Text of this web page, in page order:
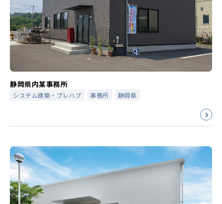
静岡県内某事務所
システム建築・プレハブ 事務所 静岡県